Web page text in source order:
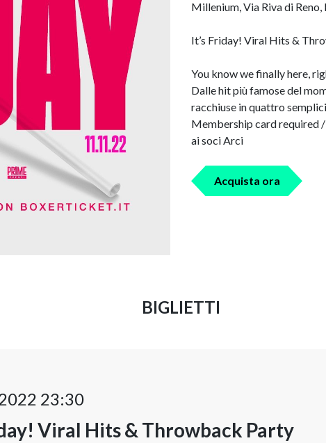
Millenium, Via Riva di
It’s Friday! Viral Hits &
You know we finally here,
Dalle hit più famose del
racchiuse in quattro
Membership card required
ai soci Arci
Acquista ora
BIGLIETTI
23:30
Viral Hits & Throwback Party